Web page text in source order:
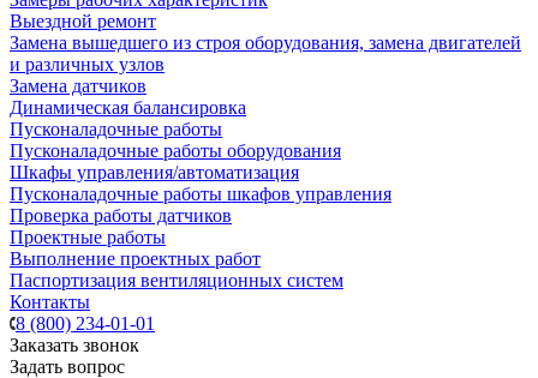
Выездной ремонт
Замена вышедшего из строя оборудования, замена двигателей
и различных узлов
Замена датчиков
Динамическая балансировка
Пусконаладочные работы
Пусконаладочные работы оборудования
Шкафы управления/автоматизация
Пусконаладочные работы шкафов управления
Проверка работы датчиков
Проектные работы
Выполнение проектных работ
Паспортизация вентиляционных систем
Контакты
8 (800) 234-01-01
Заказать звонок
Задать вопрос